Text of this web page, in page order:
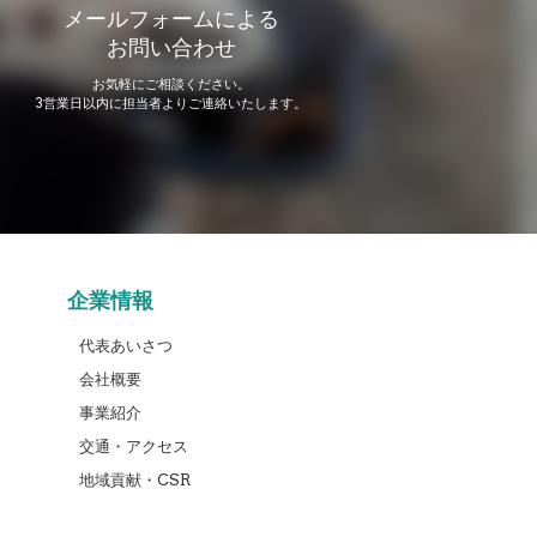
メールフォームによる
お問い合わせ
お気軽にご相談ください。
3営業日以内に担当者よりご連絡いたします。
企業情報
代表あいさつ
会社概要
事業紹介
交通・アクセス
地域貢献・CSR